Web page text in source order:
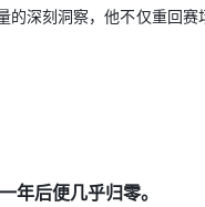
深刻洞察，他不仅重回
年后便几乎归零。